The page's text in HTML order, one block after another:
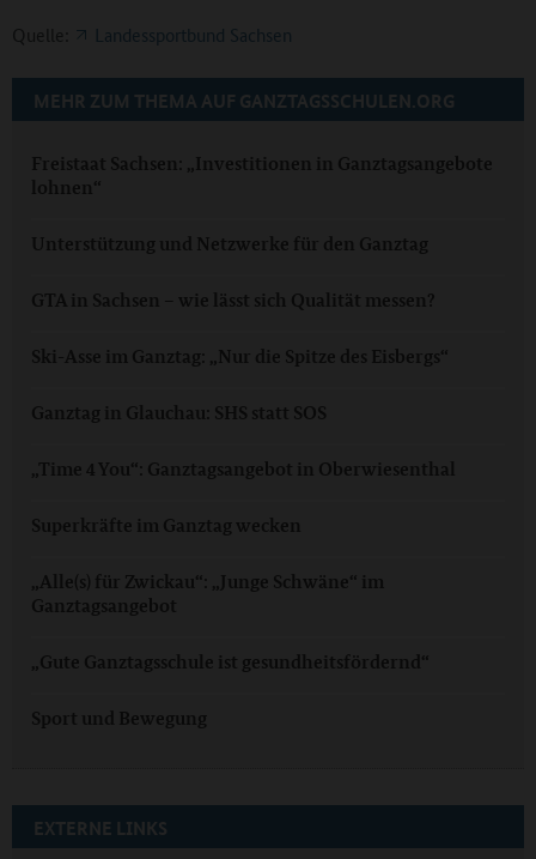
Quelle: Landessportbund Sachsen
MEHR ZUM THEMA AUF GANZTAGSSCHULEN.ORG
Freistaat Sachsen: „Investitionen in Ganztagsangebote
lohnen“
Unterstützung und Netzwerke für den Ganztag
GTA in Sachsen – wie lässt sich Qualität messen?
Ski-Asse im Ganztag: „Nur die Spitze des Eisbergs“
Ganztag in Glauchau: SHS statt SOS
„Time 4 You“: Ganztagsangebot in Oberwiesenthal
Superkräfte im Ganztag wecken
„Alle(s) für Zwickau“: „Junge Schwäne“ im
Ganztagsangebot
„Gute Ganztagsschule ist gesundheitsfördernd“
Sport und Bewegung
EXTERNE LINKS